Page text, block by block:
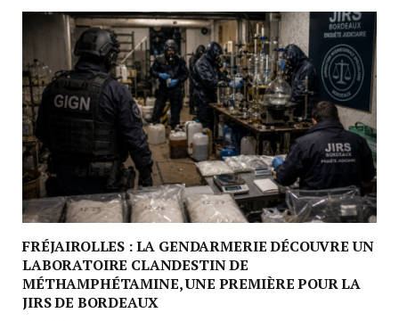
FRÉJAIROLLES : LA GENDARMERIE DÉCOUVRE UN
LABORATOIRE CLANDESTIN DE
MÉTHAMPHÉTAMINE, UNE PREMIÈRE POUR LA
JIRS DE BORDEAUX